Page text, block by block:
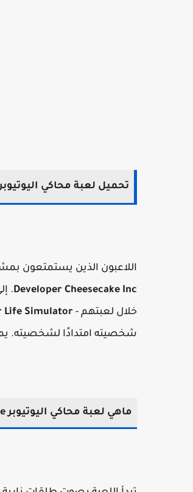
تحميل لعبة محاكي اليوتيوبر
اللاعبون الذين يستمتعون
Developer Cheesecake Inc
.
خلال لعبتهم - Life Simulator
شخصيته امتدادًا لشخصيته.
ماهي لعبة محاكي اليوتيوبر Stramer life